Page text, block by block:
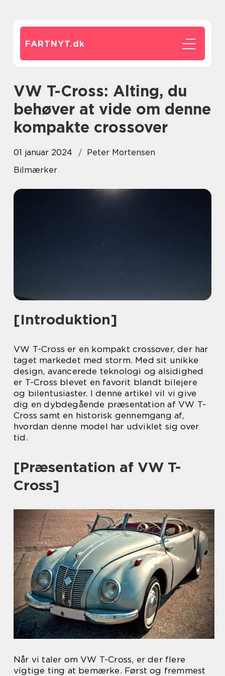
FARTNYT.dk
VW T-Cross: Alting, du
behøver at vide om denne
kompakte crossover
01 januar 2024
Peter Mortensen
Bilmærker
[Introduktion]
VW T-Cross er en kompakt crossover, der har
taget markedet med storm. Med sit unikke
design, avancerede teknologi og alsidighed
er T-Cross blevet en favorit blandt bilejere
og bilentusiaster. I denne artikel vil vi give
dig en dybdegående præsentation af VW T-
Cross samt en historisk gennemgang af,
hvordan denne model har udviklet sig over
tid.
[Præsentation af VW T-
Cross]
Når vi taler om VW T-Cross, er der flere
vigtige ting at bemærke. Først og fremmest